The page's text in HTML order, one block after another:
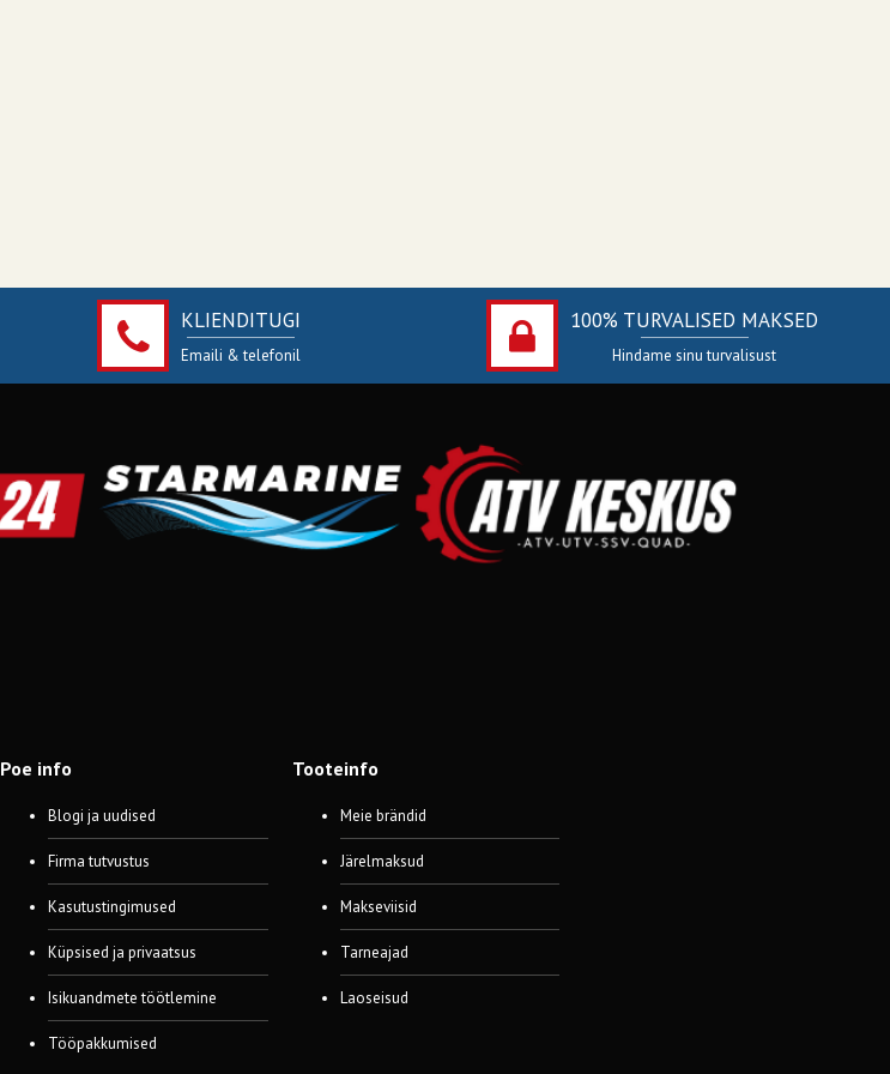
KLIENDITUGI
Emaili & telefonil
100% TURVALISED MAKSED
Hindame sinu turvalisust
Poe info
Blogi ja uudised
Firma tutvustus
Kasutustingimused
Küpsised ja privaatsus
Isikuandmete töötlemine
Tööpakkumised
Tooteinfo
Meie brändid
Järelmaksud
Makseviisid
Tarneajad
Laoseisud